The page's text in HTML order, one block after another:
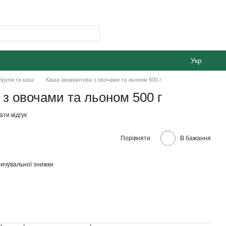
Укр
Крупи та каші Каша амарантова з овочами та льоном 500 г
овочами та льоном 500 г
відгук
Порівняти В бажання
знижки